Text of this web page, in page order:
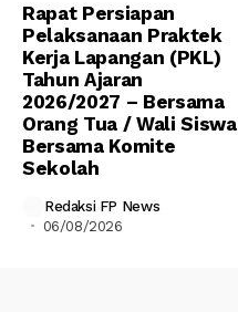
Rapat Persiapan
Pelaksanaan Praktek
Kerja Lapangan (PKL)
Tahun Ajaran
2026/2027 – Bersama
Orang Tua / Wali Siswa
Bersama Komite
Sekolah
Redaksi FP News
06/08/2026